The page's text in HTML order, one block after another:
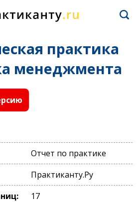
практика
менеджмента
Отчет по практике
Практиканту.Ру
17